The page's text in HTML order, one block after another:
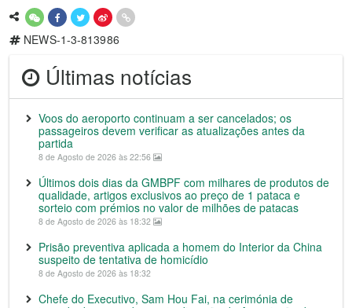
NEWS-1-3-813986
Últimas notícias
Voos do aeroporto continuam a ser cancelados; os
passageiros devem verificar as atualizações antes da
partida
8 de Agosto de 2026 às 22:56
Últimos dois dias da GMBPF com milhares de produtos de
qualidade, artigos exclusivos ao preço de 1 pataca e
sorteio com prémios no valor de milhões de patacas
8 de Agosto de 2026 às 18:32
Prisão preventiva aplicada a homem do Interior da China
suspeito de tentativa de homicídio
8 de Agosto de 2026 às 18:32
Chefe do Executivo, Sam Hou Fai, na cerimónia de